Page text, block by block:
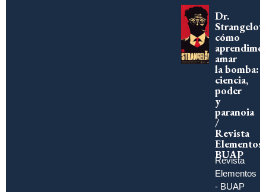
Dr.
cómo
amar
la bomba:
ciencia,
poder
y
paranoia
/
Revista
Elementos
BUAP
Revista
Elementos
- BUAP